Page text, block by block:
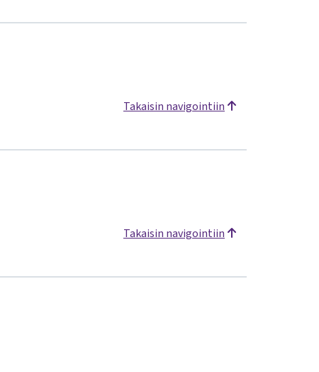
Takaisin navigointiin
Takaisin navigointiin